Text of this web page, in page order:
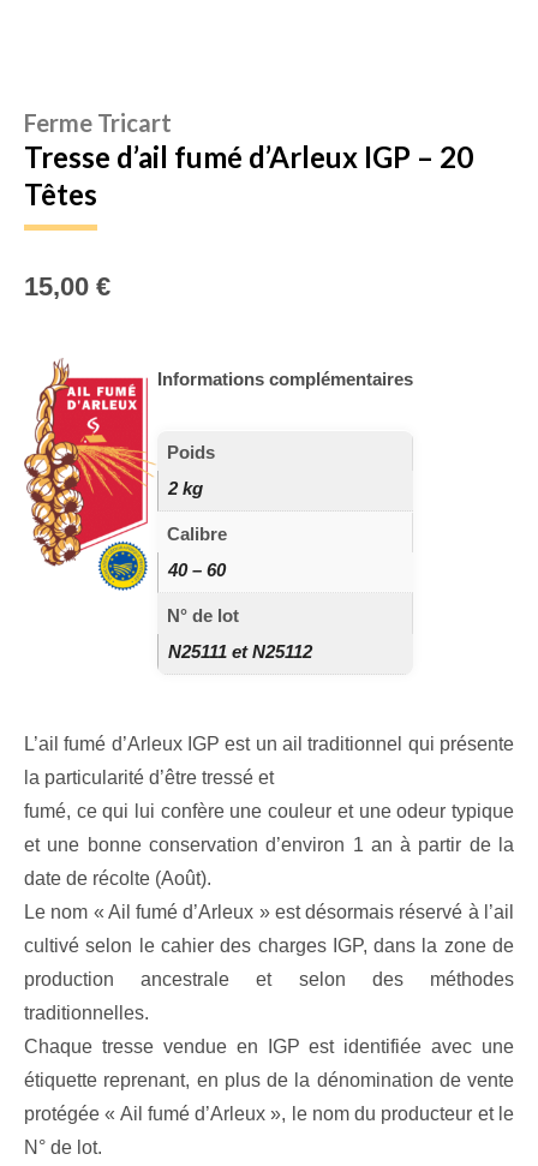
Ferme Tricart
Tresse d’ail fumé d’Arleux IGP – 20
Têtes
15,00 €
Informations complémentaires
Poids
2 kg
Calibre
40 – 60
N° de lot
N25111 et N25112
L’ail fumé d’Arleux IGP est un ail traditionnel qui présente
la particularité d’être tressé et
fumé, ce qui lui confère une couleur et une odeur typique
et une bonne conservation d’environ 1 an à partir de la
date de récolte (Août).
Le nom « Ail fumé d’Arleux » est désormais réservé à l’ail
cultivé selon le cahier des charges IGP, dans la zone de
production ancestrale et selon des méthodes
traditionnelles.
Chaque tresse vendue en IGP est identifiée avec une
étiquette reprenant, en plus de la dénomination de vente
protégée « Ail fumé d’Arleux », le nom du producteur et le
N° de lot.